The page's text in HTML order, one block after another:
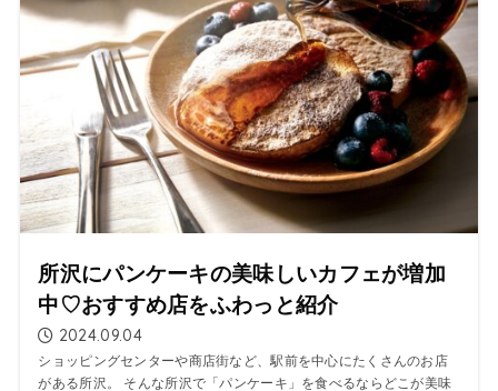
所沢にパンケーキの美味しいカフェが増加
中♡おすすめ店をふわっと紹介
2024.09.04
ショッピングセンターや商店街など、駅前を中心にたくさんのお店
がある所沢。 そんな所沢で「パンケーキ」を食べるならどこが美味